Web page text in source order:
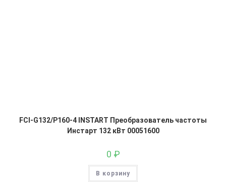
FCI-G132/P160-4 INSTART Преобразователь частоты
Инстарт 132 кВт 00051600
0 ₽
В корзину